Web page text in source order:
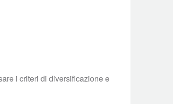
i criteri di diversificazione e